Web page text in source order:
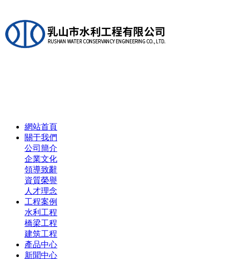
網站首頁
關于我們
公司簡介
企業文化
領導致辭
資質榮譽
人才理念
工程案例
水利工程
橋梁工程
建筑工程
產品中心
新聞中心